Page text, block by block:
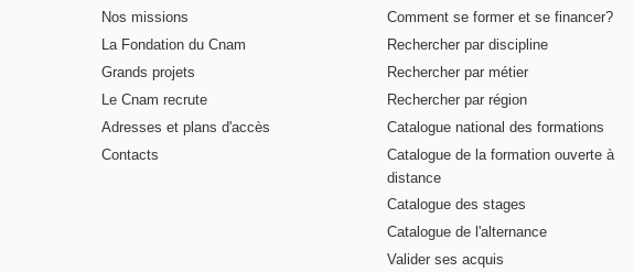
Nos missions
La Fondation du Cnam
Grands projets
Le Cnam recrute
Adresses et plans d'accès
Contacts
Comment se former et se financer?
Rechercher par discipline
Rechercher par métier
Rechercher par région
Catalogue national des formations
Catalogue de la formation ouverte à
distance
Catalogue des stages
Catalogue de l'alternance
Valider ses acquis